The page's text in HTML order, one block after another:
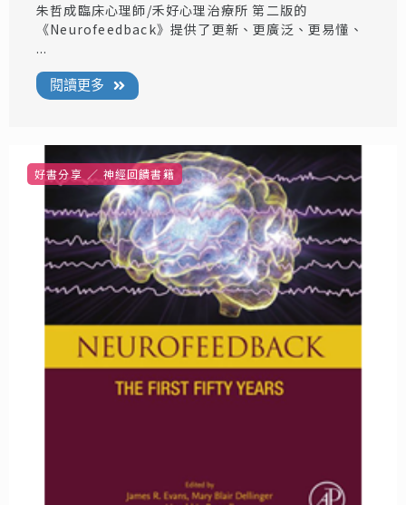
朱哲成臨床心理師/禾好心理治療所 第二版的
《Neurofeedback》提供了更新、更廣泛、更易懂、
...
閱讀更多
好書分享 神經回饋書籍